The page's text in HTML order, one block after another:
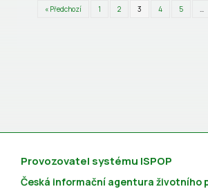
« Předchozí 1 2 3 4 5 …
Provozovatel systému ISPOP
Česká informační agentura životního